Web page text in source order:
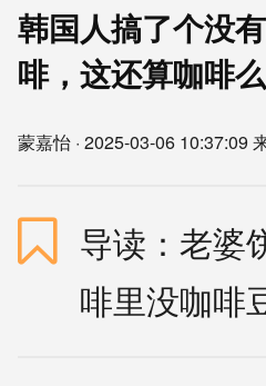
韩国人搞了个没
啡，这还算咖啡
蒙嘉怡 · 2025-03-06 10:37:09
导读：老婆
啡里没咖啡